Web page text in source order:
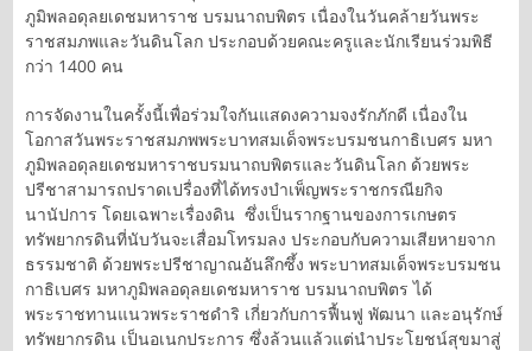
ภูมิพลอดุลยเดชมหาราช บรมนาถบพิตร เนื่องในวันคล้ายวันพระ
ราชสมภพและวันดินโลก ประกอบด้วยคณะครูและนักเรียนร่วมพิธี
กว่า 1400 คน
การจัดงานในครั้งนี้เพื่อร่วมใจกันแสดงความจงรักภักดี เนื่องใน
โอกาสวันพระราชสมภพพระบาทสมเด็จพระบรมชนกาธิเบศร มหา
ภูมิพลอดุลยเดชมหาราชบรมนาถบพิตรและวันดินโลก ด้วยพระ
ปรีชาสามารถปราดเปรื่องที่ได้ทรงบำเพ็ญพระราชกรณียกิจ
นานัปการ โดยเฉพาะเรื่องดิน ซึ่งเป็นรากฐานของการเกษตร
ทรัพยากรดินที่นับวันจะเสื่อมโทรมลง ประกอบกับความเสียหายจาก
ธรรมชาติ ด้วยพระปรีชาญาณอันลึกซึ้ง พระบาทสมเด็จพระบรมชน
กาธิเบศร มหาภูมิพลอดุลยเดชมหาราช บรมนาถบพิตร ได้
พระราชทานแนวพระราชดำริ เกี่ยวกับการฟื้นฟู พัฒนา และอนุรักษ์
ทรัพยากรดิน เป็นอเนกประการ ซึ่งล้วนแล้วแต่นำประโยชน์สุขมาสู่